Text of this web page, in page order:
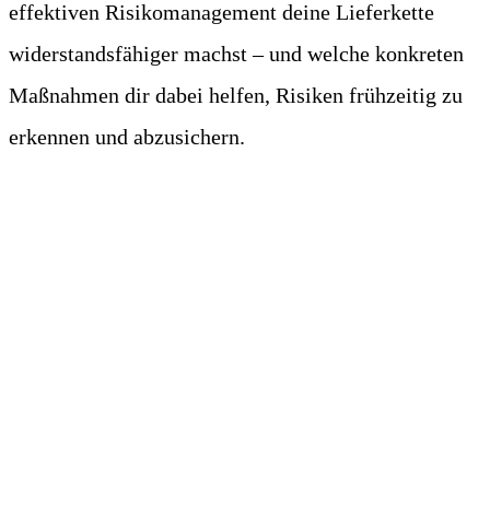
effektiven Risikomanagement deine Lieferkette
widerstandsfähiger machst – und welche konkreten
Maßnahmen dir dabei helfen, Risiken frühzeitig zu
erkennen und abzusichern.